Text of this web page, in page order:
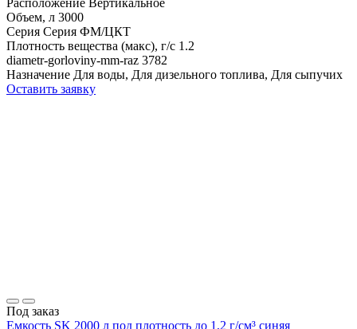
Расположение Вертикальное
Объем, л 3000
Серия Серия ФМ/ЦКТ
Плотность вещества (макс), г/с 1.2
diametr-gorloviny-mm-raz 3782
Назначение Для воды, Для дизельного топлива, Для сыпучих
Оставить заявку
Под заказ
Емкость SK 2000 л под плотность до 1,2 г/см³ синяя